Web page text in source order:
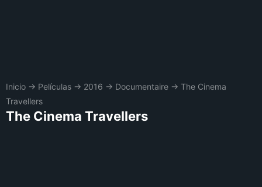
Inicio → Películas → 2016 → Documentaire → The Cinema
Travellers
The Cinema Travellers